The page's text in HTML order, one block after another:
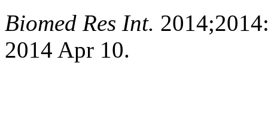
Biomed Res Int.
2014 Apr 10.